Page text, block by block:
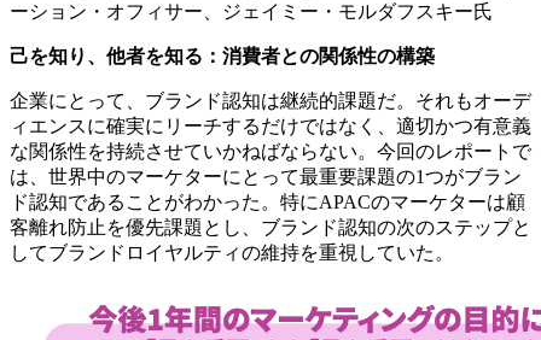
ーション・オフィサー、ジェイミー・モルダフスキー氏
己を知り、他者を知る：消費者との関係性の構築
企業にとって、ブランド認知は継続的課題だ。それもオーデ
ィエンスに確実にリーチするだけではなく、適切かつ有意義
な関係性を持続させていかねばならない。今回のレポートで
は、世界中のマーケターにとって最重要課題の1つがブラン
ド認知であることがわかった。特にAPACのマーケターは顧
客離れ防止を優先課題とし、ブランド認知の次のステップと
してブランドロイヤルティの維持を重視していた。